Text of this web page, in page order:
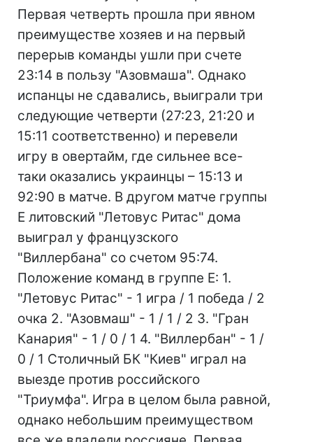
Первая четверть прошла при явном
преимуществе хозяев и на первый
перерыв команды ушли при счете
23:14 в пользу "Азовмаша". Однако
испанцы не сдавались, выиграли три
следующие четверти (27:23, 21:20 и
15:11 соответственно) и перевели
игру в овертайм, где сильнее все-
таки оказались украинцы – 15:13 и
92:90 в матче. В другом матче группы
Е литовский "Летовус Ритас" дома
выиграл у французского
"Виллербана" со счетом 95:74.
Положение команд в группе Е: 1.
"Летовус Ритас" - 1 игра / 1 победа / 2
очка 2. "Азовмаш" - 1 / 1 / 2 3. "Гран
Канария" - 1 / 0 / 1 4. "Виллербан" - 1 /
0 / 1 Столичный БК "Киев" играл на
выезде против российского
"Триумфа". Игра в целом была равной,
однако небольшим преимуществом